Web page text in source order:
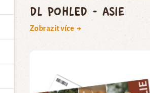
DL pohled - Asie
Zobrazit více →